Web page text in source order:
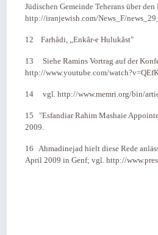
Jüdischen Gemeinde Teherans über
http://iranjewish.com/News_F/
12 Farhâdi, „Enkâr-e Hulukâst"
13 Siehe Ramins Vortrag auf der
http://www.youtube.com/
14 vgl. http://www.memri.org/bin/
15 "Esfandiar Rahim Mashaie
2009.
16 Ahmadinejad hielt diese Rede
April 2009 in Genf; vgl. http://